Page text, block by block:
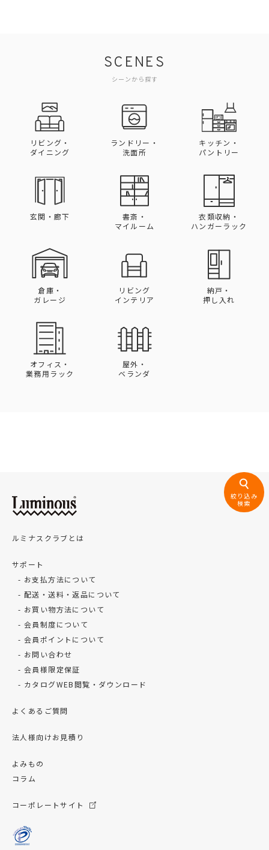
SCENES
シーンから探す
リビング・
ダイニング
ランドリー・
洗面所
キッチン・
パントリー
玄関・廊下
書斎・
マイルーム
衣類収納・
ハンガーラック
倉庫・
ガレージ
リビング
インテリア
納戸・
押し入れ
オフィス・
業務用ラック
屋外・
ベランダ
絞り込み
検索
ルミナスクラブとは
サポート
お支払方法について
配送・送料・返品について
お買い物方法について
会員制度について
会員ポイントについて
お問い合わせ
会員様限定保証
カタログWEB閲覧・ダウンロード
よくあるご質問
法人様向けお見積り
よみもの
コラム
コーポレートサイト